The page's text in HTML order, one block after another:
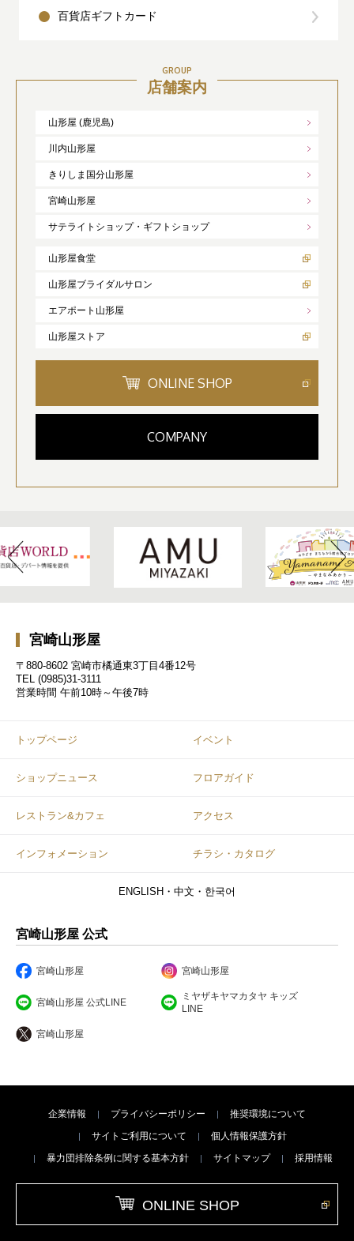
百貨店ギフトカード
GROUP
店舗案内
山形屋 (鹿児島)
川内山形屋
きりしま国分山形屋
宮崎山形屋
サテライトショップ・ギフトショップ
山形屋食堂
山形屋ブライダルサロン
エアポート山形屋
山形屋ストア
ONLINE SHOP
COMPANY
宮崎山形屋
〒880-8602 宮崎市橘通東3丁目4番12号
TEL (0985)31-3111
営業時間 午前10時～午後7時
トップページ イベント
ショップニュース フロアガイド
レストラン&カフェ アクセス
インフォメーション チラシ・カタログ
ENGLISH・中文・한국어
宮崎山形屋 公式
宮崎山形屋 宮崎山形屋
宮崎山形屋 公式LINE
ミヤザキヤマカタヤ キッズ
LINE
宮崎山形屋
企業情報 プライバシーポリシー
推奨環境について
サイトご利用について
個人情報保護方針
暴力団排除条例に関する基本方針
サイトマップ 採用情報
ONLINE SHOP